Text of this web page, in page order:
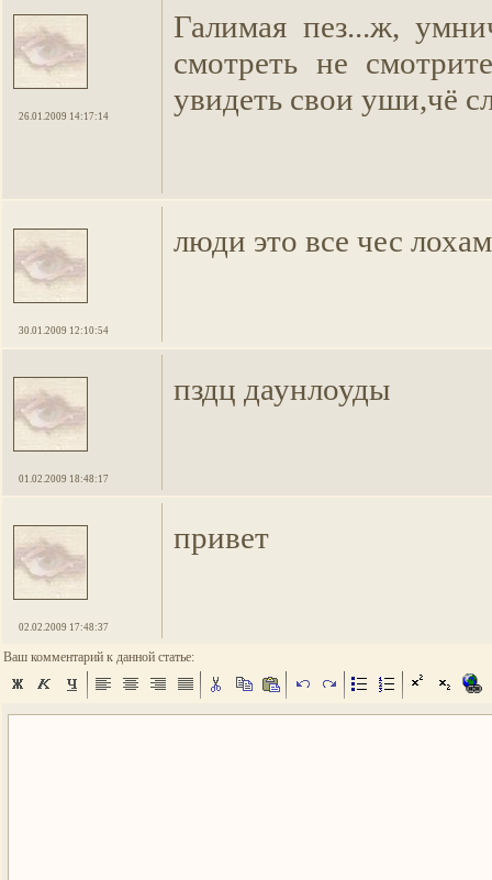
26.01.2009 14:17:14
Галимая пез...ж,
смотреть не
увидеть свои уши,чё
30.01.2009 12:10:54
люди это все чес лохам
01.02.2009 18:48:17
пздц даунлоуды
02.02.2009 17:48:37
привет
Ваш комментарий к данной статье: